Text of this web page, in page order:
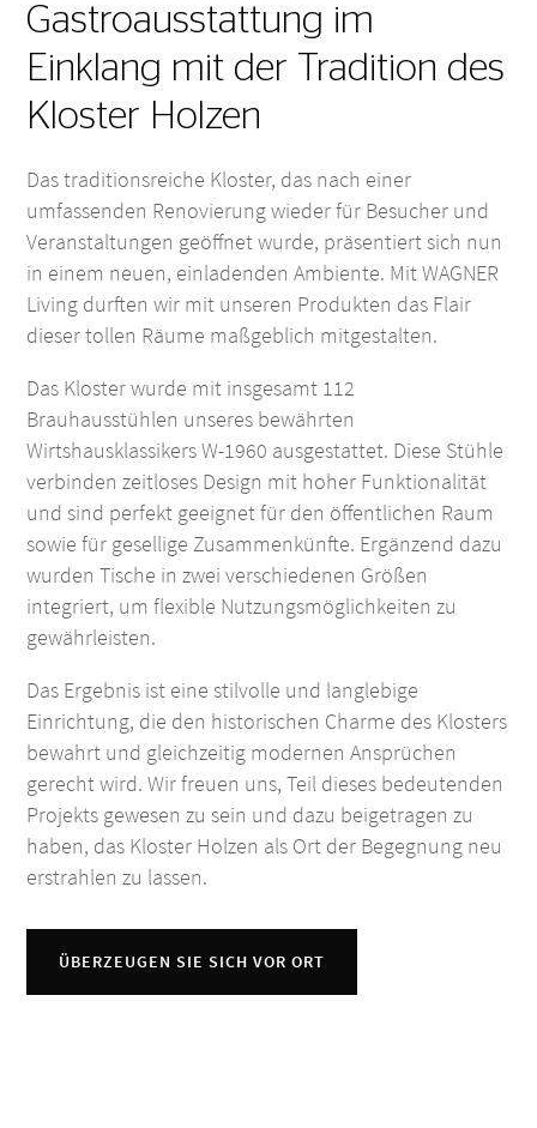
Gastroausstattung im
Einklang mit der Tradition des
Kloster Holzen
Das traditionsreiche Kloster, das nach einer
umfassenden Renovierung wieder für Besucher und
Veranstaltungen geöffnet wurde, präsentiert sich nun
in einem neuen, einladenden Ambiente. Mit WAGNER
Living durften wir mit unseren Produkten das Flair
dieser tollen Räume maßgeblich mitgestalten.
Das Kloster wurde mit insgesamt 112
Brauhausstühlen unseres bewährten
Wirtshausklassikers W-1960 ausgestattet. Diese Stühle
verbinden zeitloses Design mit hoher Funktionalität
und sind perfekt geeignet für den öffentlichen Raum
sowie für gesellige Zusammenkünfte. Ergänzend dazu
wurden Tische in zwei verschiedenen Größen
integriert, um flexible Nutzungsmöglichkeiten zu
gewährleisten.
Das Ergebnis ist eine stilvolle und langlebige
Einrichtung, die den historischen Charme des Klosters
bewahrt und gleichzeitig modernen Ansprüchen
gerecht wird. Wir freuen uns, Teil dieses bedeutenden
Projekts gewesen zu sein und dazu beigetragen zu
haben, das Kloster Holzen als Ort der Begegnung neu
erstrahlen zu lassen.
ÜBERZEUGEN SIE SICH VOR ORT